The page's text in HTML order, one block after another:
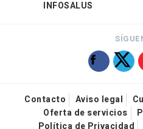
INFOSALUS
Contacto Aviso legal
Oferta de servicios
Política de Privacidad